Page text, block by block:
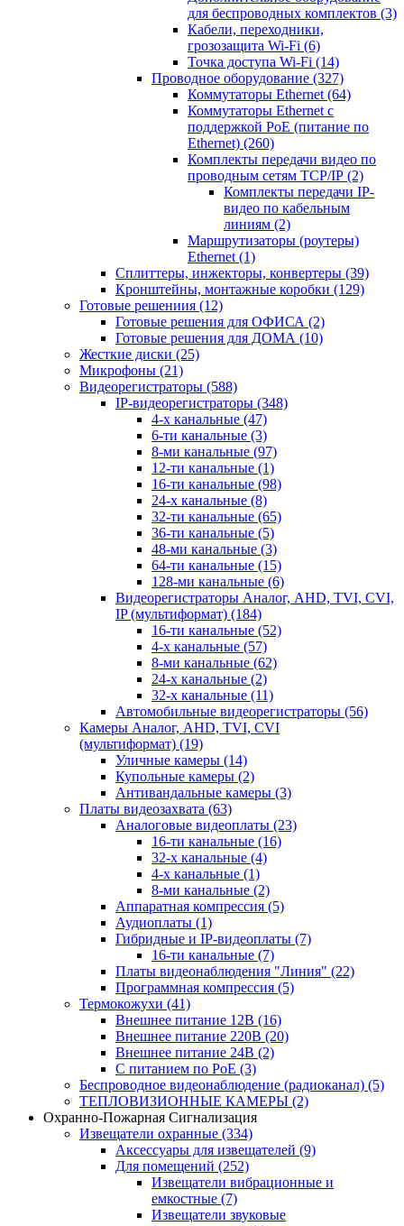
для беспроводных комплектов (3)
Кабели, переходники,
грозозащита Wi-Fi (6)
Точка доступа Wi-Fi (14)
Проводное оборудование (327)
Коммутаторы Ethernet (64)
Коммутаторы Ethernet с
поддержкой PoE (питание по
Ethernet) (260)
Комплекты передачи видео по
проводным сетям TCP/IP (2)
Комплекты передачи IP-
видео по кабельным
линиям (2)
Маршрутизаторы (роутеры)
Ethernet (1)
Сплиттеры, инжекторы, конвертеры (39)
Кронштейны, монтажные коробки (129)
Готовые решениия (12)
Готовые решения для ОФИСА (2)
Готовые решения для ДОМА (10)
Жесткие диски (25)
Микрофоны (21)
Видеорегистраторы (588)
IP-видеорегистраторы (348)
4-х канальные (47)
6-ти канальные (3)
8-ми канальные (97)
12-ти канальные (1)
16-ти канальные (98)
24-х канальные (8)
32-ти канальные (65)
36-ти канальные (5)
48-ми канальные (3)
64-ти канальные (15)
128-ми канальные (6)
Видеорегистраторы Аналог, AHD, TVI, CVI,
IP (мультиформат) (184)
16-ти канальные (52)
4-х канальные (57)
8-ми канальные (62)
24-х канальные (2)
32-х канальные (11)
Автомобильные видеорегистраторы (56)
Камеры Аналог, AHD, TVI, CVI
(мультиформат) (19)
Уличные камеры (14)
Купольные камеры (2)
Антивандальные камеры (3)
Платы видеозахвата (63)
Аналоговые видеоплаты (23)
16-ти канальные (16)
32-х канальные (4)
4-х канальные (1)
8-ми канальные (2)
Аппаратная компрессия (5)
Аудиоплаты (1)
Гибридные и IP-видеоплаты (7)
16-ти канальные (7)
Платы видеонаблюдения "Линия" (22)
Программная компрессия (5)
Термокожухи (41)
Внешнее питание 12В (16)
Внешнее питание 220В (20)
Внешнее питание 24В (2)
С питанием по PoE (3)
Беспроводное видеонаблюдение (радиоканал) (5)
ТЕПЛОВИЗИОННЫЕ КАМЕРЫ (2)
Охранно-Пожарная Сигнализация
Извещатели охранные (334)
Аксессуары для извещателей (9)
Для помещений (252)
Извещатели вибрационные и
емкостные (7)
Извещатели звуковые